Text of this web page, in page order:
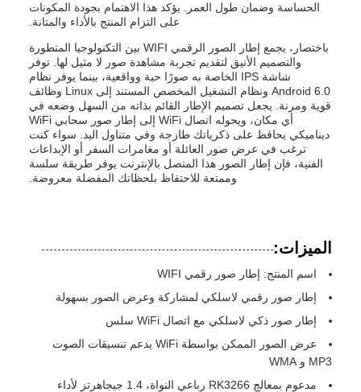
الحساسة وضمان طول العمر. يؤكد هذا الاهتمام بجودة المكونات
على التزام المنتج بالأداء والمتانة.
باختصار، يجمع إطار الصور الرقمي WIFI بين التكنولوجيا المتطورة
والتصميم الأنيق لتقديم تجربة مشاهدة صور لا مثيل لها. توفر
شاشة IPS الخاصة به صورًا حية وواقعية، بينما يوفر نظام
Android 6.0 ونظام التشغيل المخصص المستند إلى Linux وظائف
قوية ومرنة. يجعل تصميم الإطار القائم بذاته من السهل وضعه في
أي مكان، ويحوله اتصال WiFi إلى إطار صور سحابي WiFi
ديناميكي يحافظ على ذكرياتك طازجة وفي متناول اليد. سواء كنت
ترغب في عرض صور العائلة أو مغامرات السفر أو الإبداعات
الفنية، فإن إطار الصور هذا المتصل بالإنترنت يوفر طريقة سلسة
وممتعة للاحتفاظ بلحظاتك المفضلة معروضة.
الميزات:
اسم المنتج: إطار صور رقمي WIFI
إطار صور رقمي لاسلكي لمشاركة وعرض الصور بسهولة
إطار صور ذكي لاسلكي مع اتصال WiFi سلس
عرض الصور الممكن بواسطة WiFi يدعم تنسيقات الصوت
MP3 و WMA
مدعوم بمعالج RK3266 رباعي النواة، 1.4 جيجاهرتز لأداء